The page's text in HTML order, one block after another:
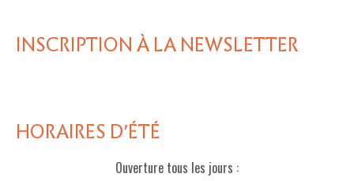
INSCRIPTION À LA NEWSLETTER
HORAIRES D'ÉTÉ
Ouverture tous les jours :